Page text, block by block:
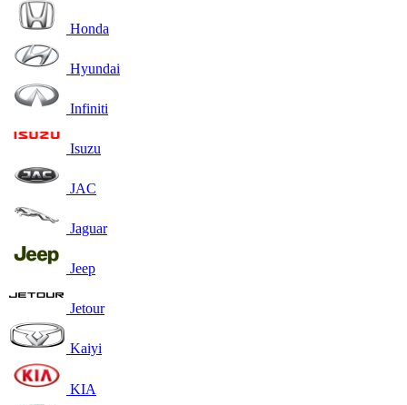
Honda
Hyundai
Infiniti
Isuzu
JAC
Jaguar
Jeep
Jetour
Kaiyi
KIA